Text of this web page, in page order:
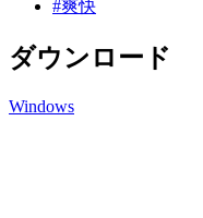
#爽快
ダウンロード
Windows